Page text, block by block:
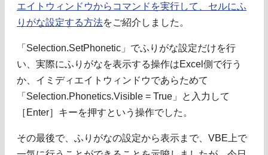
エイトウィンドウからコマンドを実行して、セルにふ
りがな設定する方法をご紹介しました。
「Selection.SetPhonetic」でふりがな設定だけを行
い、実際にふりがなを表示する操作はExcel側で行う
か、イミディエイトウィンドウであらためて
「Selection.Phonetics.Visible = True」と入力して
［Enter］キーを押すという操作でした。
その最後で、ふりがなの設定から表示まで、VBE上で